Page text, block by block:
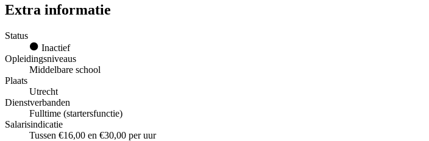
Extra informatie
Status
Inactief
Opleidingsniveaus
Middelbare school
Plaats
Utrecht
Dienstverbanden
Fulltime (startersfunctie)
Salarisindicatie
Tussen €16,00 en €30,00 per uur